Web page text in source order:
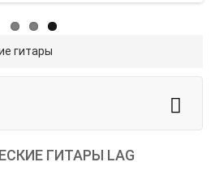
гитары
ГИТАРЫ LAG